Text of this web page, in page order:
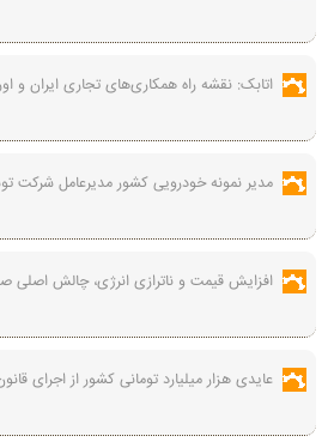
اتابک: نقشه راه همکاری‌های تجاری ایران و
مدیر نمونه خودرویی کشور مدیرعامل شرکت
افزایش قیمت و ناترازی انرژی، چالش اصلی
عایدی هزار میلیارد تومانی کشور از اجرای